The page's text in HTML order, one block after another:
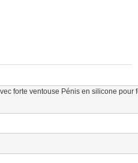
forte ventouse Pénis en silicone pour